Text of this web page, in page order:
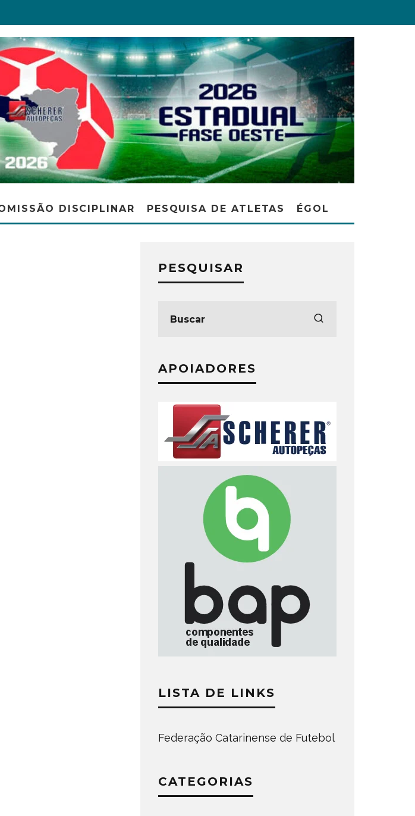
DISCIPLINAR PESQUISA DE ATLETAS ÉGOL
PESQUISAR
APOIADORES
LISTA DE LINKS
Federação Catarinense de Futebol
CATEGORIAS